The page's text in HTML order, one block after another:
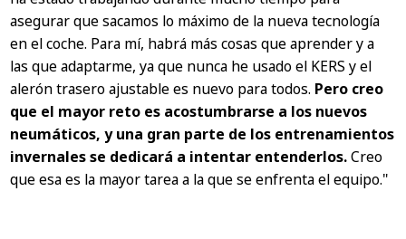
asegurar que sacamos lo máximo de la nueva tecnología
en el coche. Para mí, habrá más cosas que aprender y a
las que adaptarme, ya que nunca he usado el KERS y el
alerón trasero ajustable es nuevo para todos. Pero creo
que el mayor reto es acostumbrarse a los nuevos
neumáticos, y una gran parte de los entrenamientos
invernales se dedicará a intentar entenderlos.Creo
que esa es la mayor tarea a la que se enfrenta el equipo."